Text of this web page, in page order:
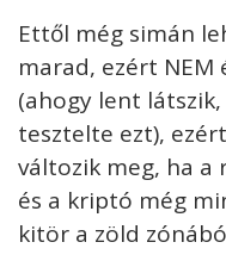
Ettől még simán
marad, ezért NEM
(ahogy lent
tesztelte ezt),
változik meg, ha a
és a kriptó még
kitör a zöld